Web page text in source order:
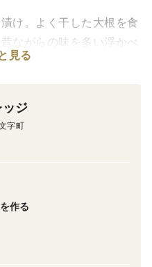
け。よく干した大根を食
ながらの味を多い浮かべ
。お子様も大好きな味付
をかけて火山灰が堆積さ
料、農薬は不使用です。
見る
ジ
字町
作る